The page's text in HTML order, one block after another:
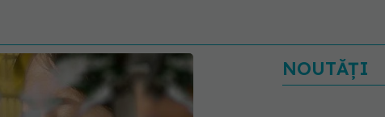
NOUTĂȚI